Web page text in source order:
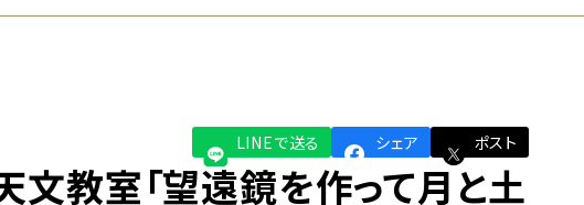
教室「望遠鏡を作って月と土
LINEで送る シェア ポスト